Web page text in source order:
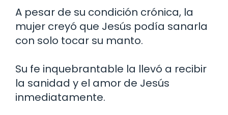
A pesar de su condición crónica, la
mujer creyó que Jesús podía sanarla
con solo tocar su manto.
Su fe inquebrantable la llevó a recibir
la sanidad y el amor de Jesús
inmediatamente.